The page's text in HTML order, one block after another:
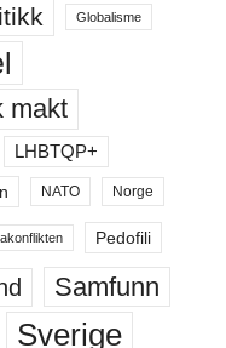
Globalisme
makt
LHBTQP+
NATO Norge
Pedofili
Samfunn
Sverige